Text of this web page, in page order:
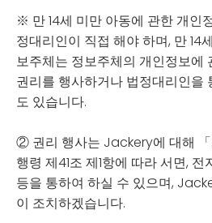
※ 만 14세 미만 아동에 관한 개인
정대리인이 직접 해야 하며, 만 14
보주체는 정보주체의 개인정보에
권리를 행사하거나 법정대리인을
도 있습니다.
② 권리 행사는 Jackery에 대해
행령 제41조 제1항에 따라 서면,
등을 통하여 하실 수 있으며,
이 조치하겠습니다.